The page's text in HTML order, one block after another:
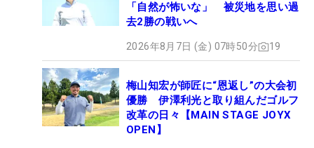
「自然が怖いな」 被災地を思い過
去2勝の戦いへ
2026年8月7日 (金) 07時50分 19
梅山知宏が師匠に“恩返し”の大会初
優勝 伊澤利光と取り組んだゴルフ
改革の日々【MAIN STAGE JOYX
OPEN】